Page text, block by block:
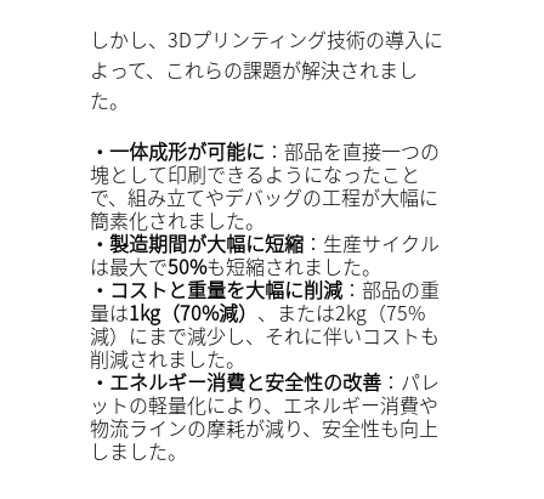
しかし、3Dプリンティング技術の導入に
よって、これらの課題が解決されまし
た。
・一体成形が可能に ：部品を直接一つの
塊として印刷できるようになったこと
で、組み立てやデバッグの工程が大幅に
簡素化されました。
・製造期間が大幅に短縮 ：生産サイクル
は最大で50%も短縮されました。
・コストと重量を大幅に削減 ：部品の重
量は1kg（70%減） 、または2kg（75%
減）にまで減少し、それに伴いコストも
削減されました。
・エネルギー消費と安全性の改善 ：パレ
ットの軽量化により、エネルギー消費や
物流ラインの摩耗が減り、安全性も向上
しました。